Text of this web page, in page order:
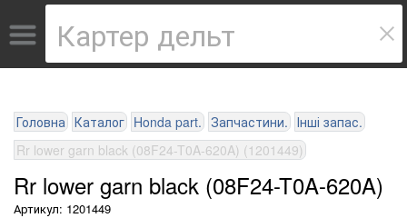
Головна Каталог Honda part. Запчастини. Інші запас.
Rr lower garn black (08F24-T0A-620A) (1201449)
Rr lower garn black (08F24-T0A-620A)
Артикул: 1201449